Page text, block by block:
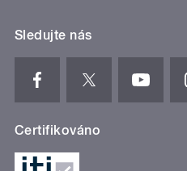
Sledujte nás
Certifikováno